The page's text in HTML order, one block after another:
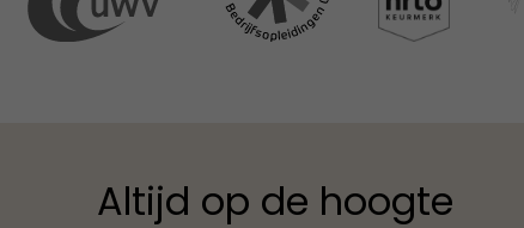
Altijd op de hoogte